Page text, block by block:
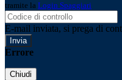
tramite la Login Spaggiari
E-mail inviata, si prega di
Errore
Chiudi